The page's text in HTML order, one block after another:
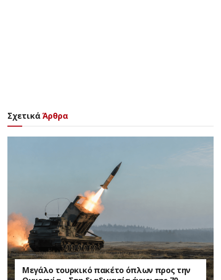
ΣχετικάΆρθρα
Μεγάλο τουρκικό πακέτο όπλων προς την